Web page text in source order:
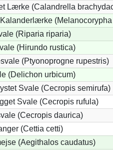
Lærke (Calandrella
(Melanocorypha
(Riparia riparia)
(Hirundo rustica)
(Ptyonoprogne rupestris)
(Delichon urbicum)
Svale (Cecropis semirufa)
Svale (Cecropis rufula)
(Cecropis daurica)
(Cettia cetti)
(Aegithalos caudatus)